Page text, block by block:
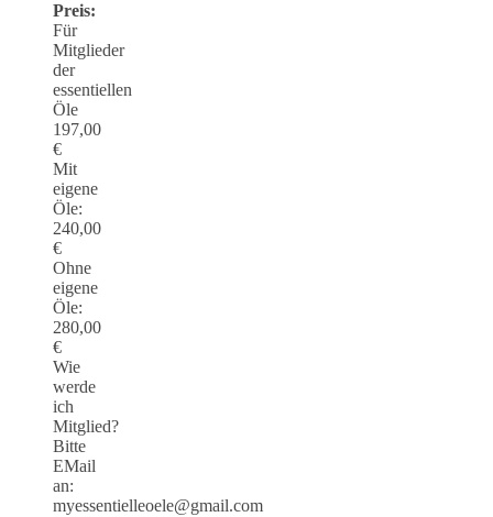
Preis:
Für
Mitglieder
der
essentiellen
Öle
197,00
€
Mit
eigene
Öle:
240,00
€
Ohne
eigene
Öle:
280,00
€
Wie
werde
ich
Mitglied?
Bitte
EMail
an:
myessentielleoele@gmail.com